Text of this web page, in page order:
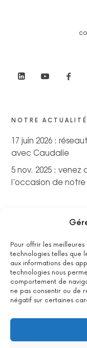
Pour offrir les meilleures
technologies telles que
aux informations des
technologies nous
comportement de
ne pas consentir ou de
négatif sur certaines
NOTRE ACTUALITÉ
17 juin 2026 :
avec Caudalie
5 nov. 2025 :
l’occasion de
La certification
suivante :